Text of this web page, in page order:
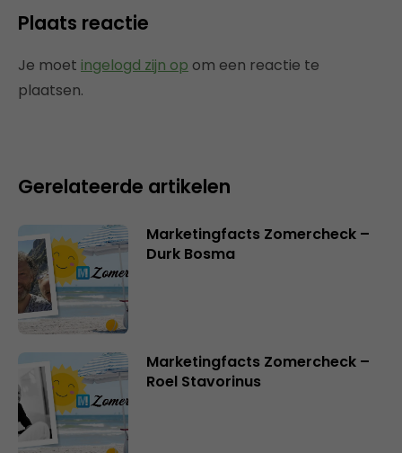
Plaats reactie
Je moet ingelogd zijn op om een reactie te
plaatsen.
Gerelateerde artikelen
Marketingfacts Zomercheck –
Durk Bosma
Marketingfacts Zomercheck –
Roel Stavorinus